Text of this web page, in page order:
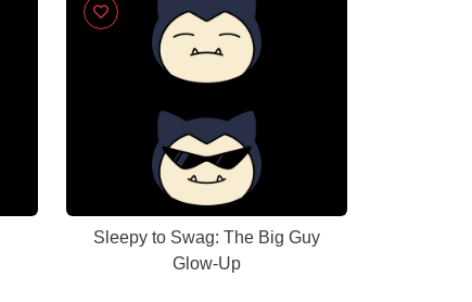
Sleepy to Swag: The Big Guy
Glow-Up